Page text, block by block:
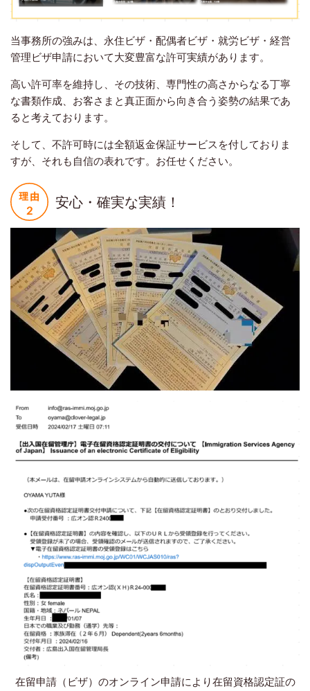
当事務所の強みは、永住ビザ・配偶者ビザ・就労ビザ・経営
管理ビザ申請において大変豊富な許可実績があります。
高い許可率を維持し、その技術、専門性の高さからなる丁寧
な書類作成、お客さまと真正面から向き合う姿勢の結果であ
ると考えております。
そして、不許可時には全額返金保証サービスを付しておりま
すが、それも自信の表れです。お任せください。
安心・確実な実績！
在留申請（ビザ）のオンライン申請により在留資格認定証の